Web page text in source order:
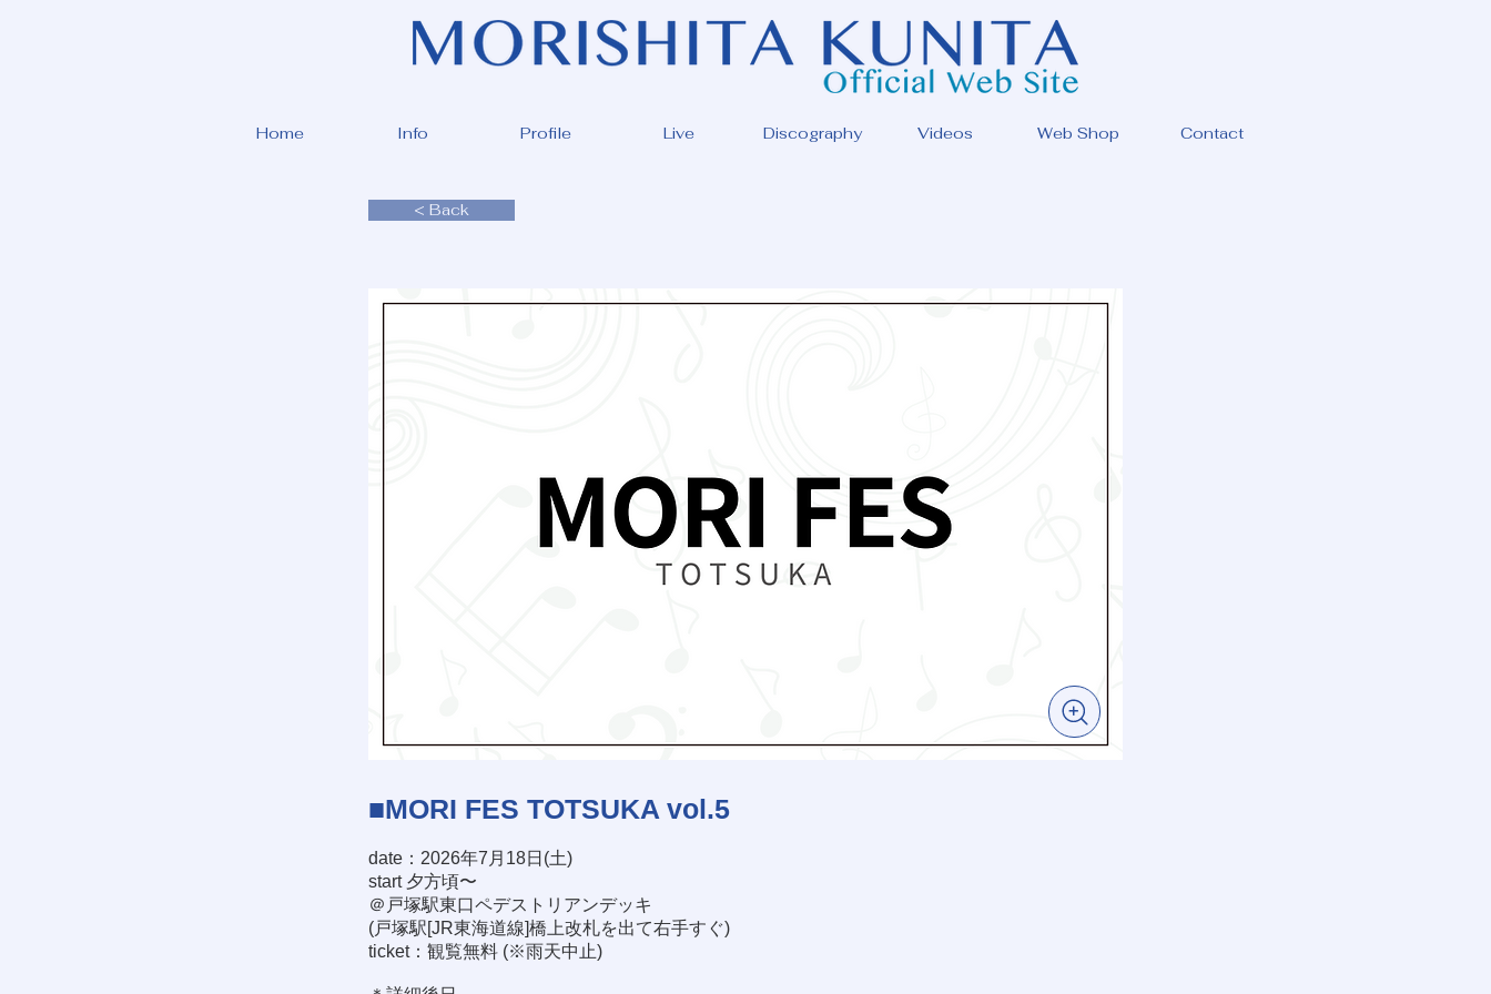
Home Info Profile Live Discography Videos Web Shop Contact
< Back
■MORI FES TOTSUKA vol.5
date：2026年7月18日(土)
start 夕方頃〜
＠戸塚駅東口ペデストリアンデッキ
(戸塚駅[JR東海道線]橋上改札を出て右手すぐ)
ticket：観覧無料 (※雨天中止)